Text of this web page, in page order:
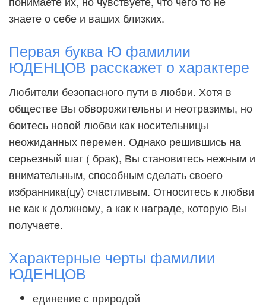
знаете о себе и ваших близких.
Первая буква Ю фамилии
ЮДЕНЦОВ расскажет о характере
Любители безопасного пути в любви. Хотя в
обществе Вы обворожительны и неотразимы, но
боитесь новой любви как носительницы
неожиданных перемен. Однако решившись на
серьезный шаг ( брак), Вы становитесь нежным и
внимательным, способным сделать своего
избранника(цу) счастливым. Относитесь к любви
не как к должному, а как к награде, которую Вы
получаете.
Характерные черты фамилии
ЮДЕНЦОВ
единение с природой